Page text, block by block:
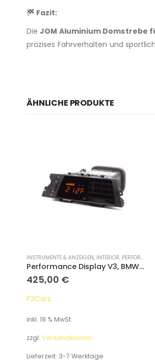
Fazit:
DieJOM Aluminium Domstrebe
präzises Fahrverhalten und
ÄHNLICHE PRODUKTE
INSTRUMENTE & ANZEIGEN, INTERIOR, PERFORMANCE DISPLAYS
Performance Display V3, BMW 3 Series E9X 2008-2013
425,00 €
P3Cars
inkl. 19 % MwSt.
zzgl. Versandkosten
Lieferzeit: 3-7 Werktage